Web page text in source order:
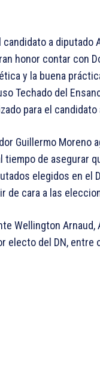
a
honor contar con
y la buena
Techado del
para el
Guillermo Moreno
de asegurar
elegidos en el
de cara a las
Wellington
electo del DN,